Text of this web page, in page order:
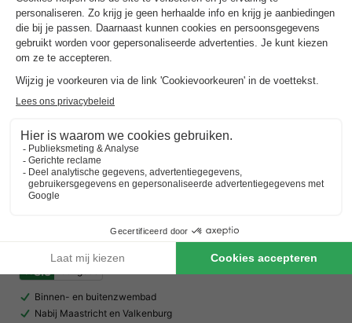
Bekijk alle accommodaties (6)
EuroParcs Poort van Maastricht
8.3
Binnen- en buitenzwembad
Nabij Maastricht en Valkenburg